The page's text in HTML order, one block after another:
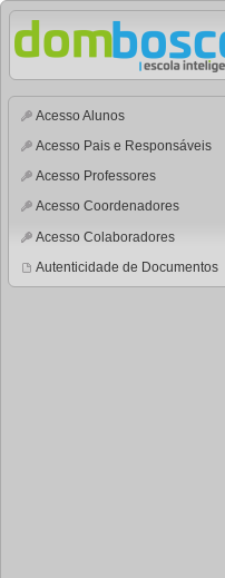
Acesso Alunos
Acesso Pais e Responsáveis
Acesso Professores
Acesso Coordenadores
Acesso Colaboradores
Autenticidade de Documentos